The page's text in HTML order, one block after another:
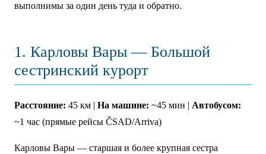
выполнимы за один день туда и обратно.
1. Карловы Вары — Большой
сестринский курорт
Расстояние: 45 км | На машине: ~45 мин | Автобусом:
~1 час (прямые рейсы ČSAD/Arriva)
Карловы Вары — старшая и более крупная сестра